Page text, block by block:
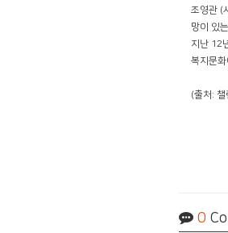
조영관 (
망이 있
지난 12
복지문화
(출처: 챌
0